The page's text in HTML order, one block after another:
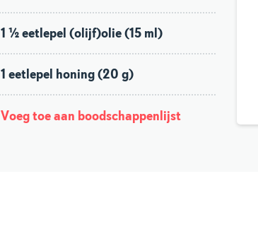
1 ½ eetlepel (olijf)olie (15 ml)
1 eetlepel honing (20 g)
Voeg toe aan boodschappenlijst